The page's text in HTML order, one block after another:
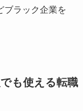
ブラック企業を
も使える転職